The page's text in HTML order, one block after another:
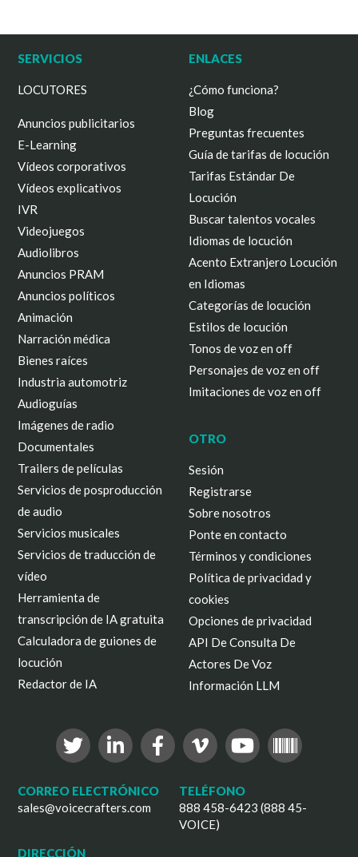
SERVICIOS
LOCUTORES
Anuncios publicitarios
E-Learning
Vídeos corporativos
Vídeos explicativos
IVR
Videojuegos
Audiolibros
Anuncios PRAM
Anuncios políticos
Animación
Narración médica
Bienes raíces
Industria automotriz
Audioguías
Imágenes de radio
Documentales
Trailers de películas
Servicios de posproducción
de audio
Servicios musicales
Servicios de traducción de
vídeo
Herramienta de
transcripción de IA gratuita
Calculadora de guiones de
locución
Redactor de IA
ENLACES
¿Cómo funciona?
Blog
Preguntas frecuentes
Guía de tarifas de locución
Tarifas Estándar De
Locución
Buscar talentos vocales
Idiomas de locución
Acento Extranjero Locución
en Idiomas
Categorías de locución
Estilos de locución
Tonos de voz en off
Personajes de voz en off
Imitaciones de voz en off
OTRO
Sesión
Registrarse
Sobre nosotros
Ponte en contacto
Términos y condiciones
Política de privacidad y
cookies
Opciones de privacidad
API De Consulta De
Actores De Voz
Información LLM
CORREO ELECTRÓNICO
sales@voicecrafters.com
TELÉFONO
888 458-6423 (888 45-
VOICE)
DIRECCIÓN